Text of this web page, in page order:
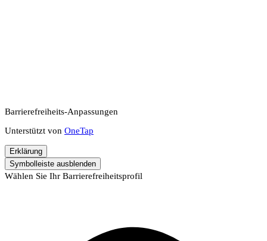
Barrierefreiheits-Anpassungen
Unterstützt von OneTap
Erklärung
Symbolleiste ausblenden
Wählen Sie Ihr Barrierefreiheitsprofil